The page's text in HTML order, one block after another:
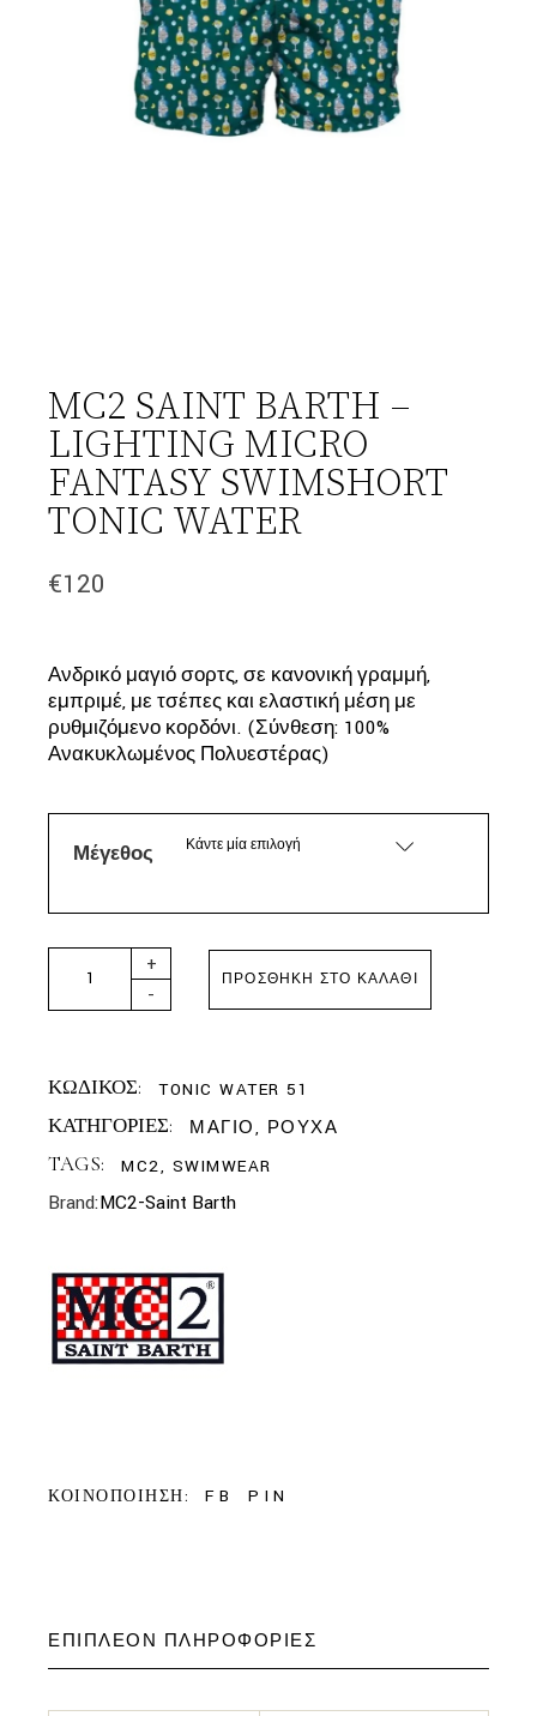
MC2 SAINT BARTH –
LIGHTING MICRO
FANTASY SWIMSHORT
TONIC WATER
€120
Ανδρικό μαγιό σορτς, σε κανονική γραμμή,
εμπριμέ, με τσέπες και ελαστική μέση με
ρυθμιζόμενο κορδόνι. (Σύνθεση: 100%
Ανακυκλωμένος Πολυεστέρας)
Μέγεθος Κάντε μία επιλογή
MC2 SAINT BARTH - LIGHTING MICRO FANTASY
-
+
ΠΡΟΣΘΉΚΗ ΣΤΟ ΚΑΛΆΘΙ
ΚΩΔΙΚΟΣ: TONIC WATER 51
ΚΑΤΗΓΟΡΙΕΣ: ΜΑΓΙΟ, ΡΟΥΧΑ
TAGS: MC2, SWIMWEAR
Brand:MC2-Saint Barth
ΚΟΙΝΟΠΟΙΗΣΗ: FB PIN
ΕΠΙΠΛΈΟΝ ΠΛΗΡΟΦΟΡΊΕΣ